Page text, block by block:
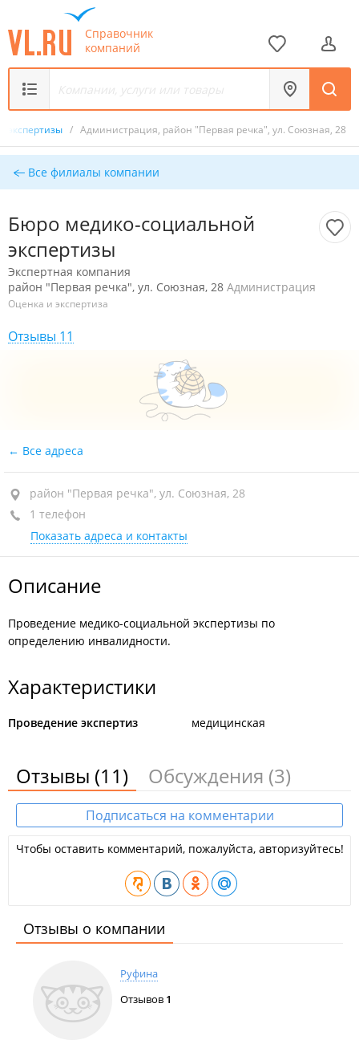
Справочник
компаний
экспертизы / Администрация, район "Первая речка", ул. Союзная, 28
Все филиалы компании
Бюро медико-социальной
экспертизы
Экспертная компания
район "Первая речка", ул. Союзная, 28 Администрация
Оценка и экспертиза
Отзывы 11
Все адреса
район "Первая речка", ул. Союзная, 28
1 телефон
Показать адреса и контакты
Описание
Проведение медико-социальной экспертизы по
определению инвалидности.
Характеристики
Проведение экспертиз медицинская
Отзывы (11) Обсуждения (3)
Подписаться на комментарии
Чтобы оставить комментарий, пожалуйста, авторизуйтесь!
Отзывы о компании
Руфина
Отзывов 1